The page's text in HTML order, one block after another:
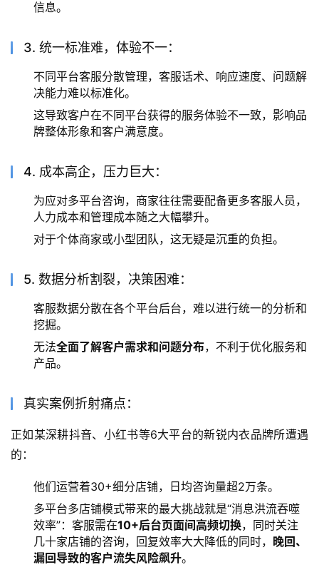
信息。
3. 统一标准难，体验不一：
不同平台客服分散管理，客服话术、响应速度、问题解
决能力难以标准化。
这导致客户在不同平台获得的服务体验不一致，影响品
牌整体形象和客户满意度。
4. 成本高企，压力巨大：
为应对多平台咨询，商家往往需要配备更多客服人员，
人力成本和管理成本随之大幅攀升。
对于个体商家或小型团队，这无疑是沉重的负担。
5. 数据分析割裂，决策困难：
客服数据分散在各个平台后台，难以进行统一的分析和
挖掘。
无法全面了解客户需求和问题分布，不利于优化服务和
产品。
真实案例折射痛点：
正如某深耕抖音、小红书等6大平台的新锐内衣品牌所遭遇
的：
他们运营着30+细分店铺，日均咨询量超2万条。
多平台多店铺模式带来的最大挑战就是“消息洪流吞噬
效率”：客服需在10+后台页面间高频切换，同时关注
几十家店铺的咨询，回复效率大大降低的同时， 晚回、
漏回导致的客户流失风险飙升。